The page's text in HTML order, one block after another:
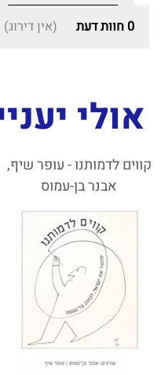
0 חוות דעת (אין דירוג)
אולי
קווים לדמותנו - עופר שיף,
אבנר בן-עמוס